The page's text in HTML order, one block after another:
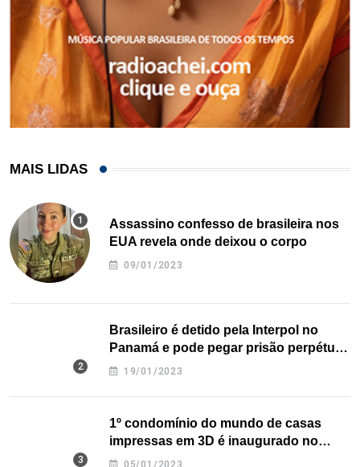
MAIS LIDAS
Assassino confesso de brasileira nos
EUA revela onde deixou o corpo
09/01/2023
Brasileiro é detido pela Interpol no
Panamá e pode pegar prisão perpétua
nos EUA
19/01/2023
1º condomínio do mundo de casas
impressas em 3D é inaugurado no
Texas